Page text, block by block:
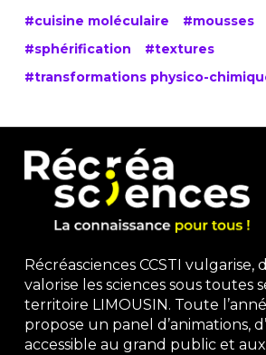
#cuisine moléculaire
#mousses
#sphérification
#textures
#transformations physico-
Récréasciences CCSTI vulgarise,
valorise les sciences sous toutes
territoire LIMOUSIN. Toute
propose un panel d’animations,
accessible au grand public et aux